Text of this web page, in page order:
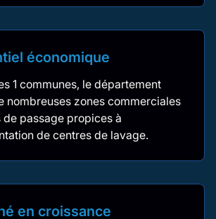
économique
1 communes, le département
nombreuses zones commerciales
de passage propices à
de centres de lavage.
en croissance